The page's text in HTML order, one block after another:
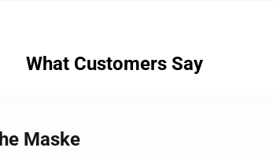
What Customers Say
Maske